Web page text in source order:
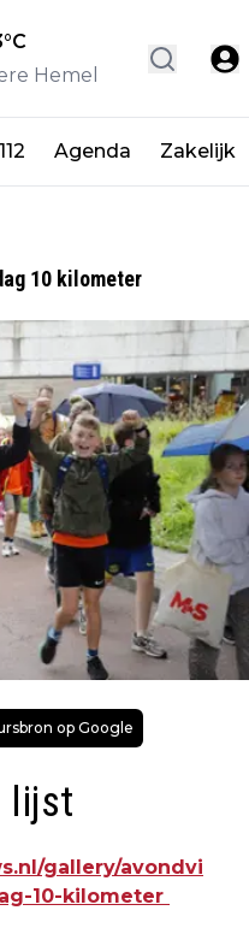
°C
Hemel
112 Agenda Zakelijk
10 kilometer
op Google
lijst
gallery/avondvi
10-kilometer